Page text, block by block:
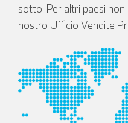
sotto. Per altri paesi
nostro Ufficio Vendite